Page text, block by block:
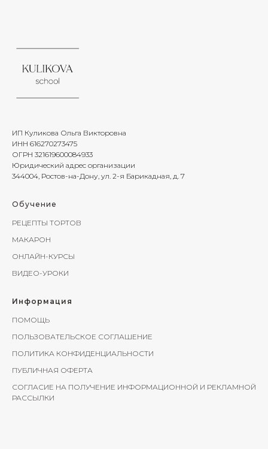
ИП Куликова Ольга Викторовна
ИНН 616270273475
ОГРН 321619600084933
Юридический адрес организации
344004, Ростов-на-Дону, ул. 2-я Барикадная, д. 7
Обучение
РЕЦЕПТЫ ТОРТОВ
МАКАРОН
ОНЛАЙН-КУРСЫ
ВИДЕО-УРОКИ
Информация
ПОМОЩЬ
ПОЛЬЗОВАТЕЛЬСКОЕ СОГЛАШЕНИЕ
ПОЛИТИКА КОНФИДЕНЦИАЛЬНОСТИ
ПУБЛИЧНАЯ ОФЕРТА
СОГЛАСИЕ НА ПОЛУЧЕНИЕ ИНФОРМАЦИОННОЙ И РЕКЛАМНОЙ
РАССЫЛКИ